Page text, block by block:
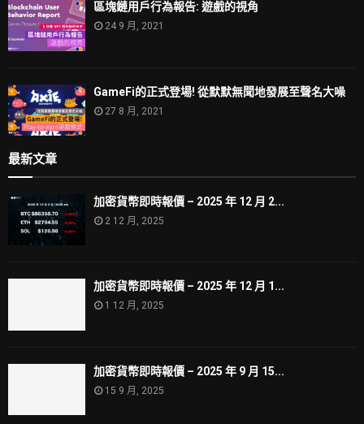
區塊鏈用戶行為報告: 遊戲的視角
24 9 月, 2021
GameFi的正式登場! 從默默無聞地發展至聲名大噪
27 8 月, 2021
最新文章
加密貨幣即時報價 – 2025 年 12 月 2...
2 12 月, 2025
加密貨幣即時報價 – 2025 年 12 月 1...
1 12 月, 2025
加密貨幣即時報價 – 2025 年 9 月 15...
15 9 月, 2025